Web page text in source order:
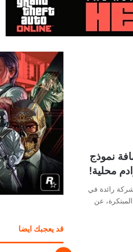
نموذج
محلية!
رائدة في
عن
قد يعجبك ايضا